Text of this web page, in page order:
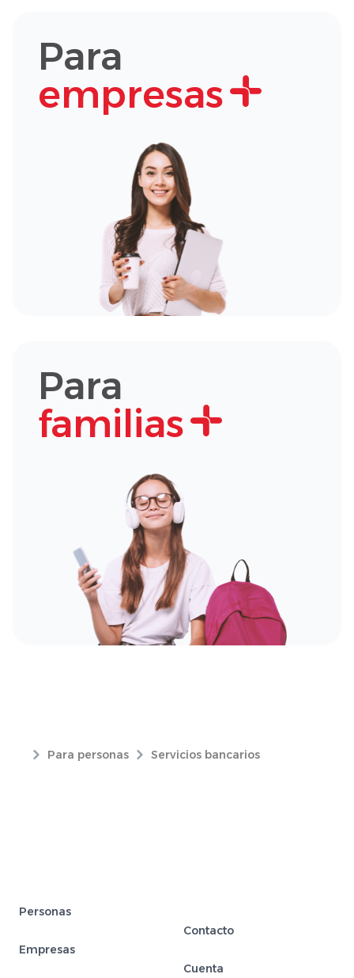
Para
empresas
Para
familias
Para personas Servicios bancarios
Personas
Empresas
Contacto
Cuenta